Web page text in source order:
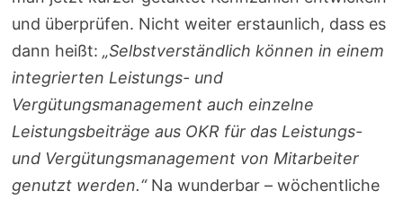
und überprüfen. Nicht weiter erstaunlich, dass es
dann heißt:„Selbstverständlich können in einem
integrierten Leistungs- und
Vergütungsmanagement auch einzelne
Leistungsbeiträge aus OKR für das Leistungs-
und Vergütungsmanagement von Mitarbeiter
genutzt werden.“Na wunderbar – wöchentliche